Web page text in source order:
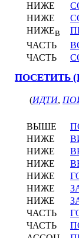
НИЖЕ
НИЖЕ
НИЖЕВ
ЧАСТЬ
ЧАСТЬ
ПОСЕТИТЬ
(ИДТИ,
ВЫШЕ
НИЖЕ
НИЖЕ
НИЖЕ
НИЖЕ
НИЖЕ
НИЖЕ
ЧАСТЬ
ЧАСТЬ